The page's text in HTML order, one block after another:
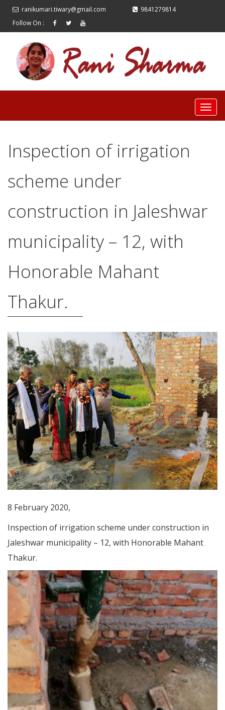
ranikumari.tiwary@gmail.com
9841279814
Follow On :
Inspection of irrigation
scheme under
construction in Jaleshwar
municipality – 12, with
Honorable Mahant
Thakur.
8 February 2020,
Inspection of irrigation scheme under construction in
Jaleshwar municipality – 12, with Honorable Mahant
Thakur.